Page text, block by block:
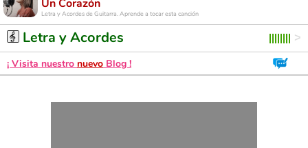
Un Corazón
Letra y Acordes de Guitarra. Aprende a tocar esta canción
Letra y Acordes
¡ Visita nuestro nuevo Blog !